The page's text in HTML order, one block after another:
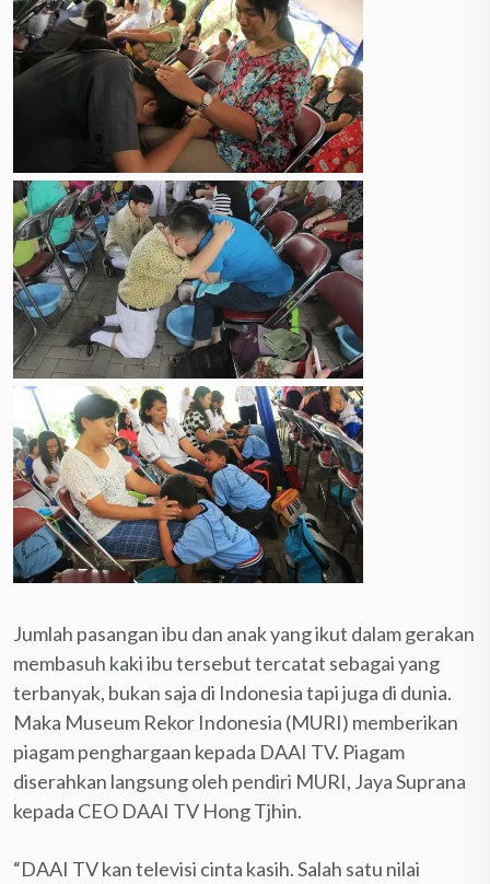
Jumlah pasangan ibu dan anak yang ikut dalam gerakan
membasuh kaki ibu tersebut tercatat sebagai yang
terbanyak, bukan saja di Indonesia tapi juga di dunia.
Maka Museum Rekor Indonesia (MURI) memberikan
piagam penghargaan kepada DAAI TV. Piagam
diserahkan langsung oleh pendiri MURI, Jaya Suprana
kepada CEO DAAI TV Hong Tjhin.
“DAAI TV kan televisi cinta kasih. Salah satu nilai